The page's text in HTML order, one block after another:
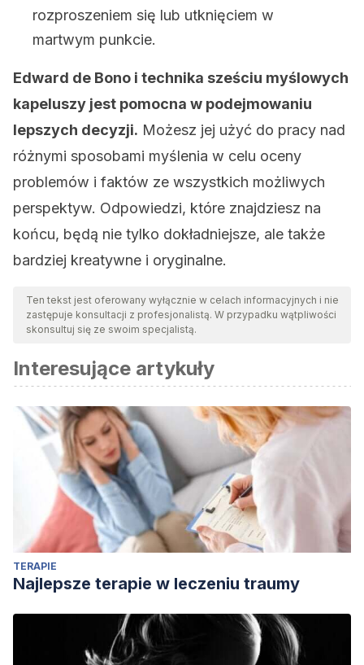
rozproszeniem się lub utknięciem w
martwym punkcie.
Edward de Bono i technika sześciu myślowych
kapeluszy jest pomocna w podejmowaniu
lepszych decyzji. Możesz jej użyć do pracy nad
różnymi sposobami myślenia w celu oceny
problemów i faktów ze wszystkich możliwych
perspektyw. Odpowiedzi, które znajdziesz na
końcu, będą nie tylko dokładniejsze, ale także
bardziej kreatywne i oryginalne.
Ten tekst jest oferowany wyłącznie w celach informacyjnych i nie
zastępuje konsultacji z profesjonalistą. W przypadku wątpliwości
skonsultuj się ze swoim specjalistą.
Interesujące artykuły
TERAPIE
Najlepsze terapie w leczeniu traumy